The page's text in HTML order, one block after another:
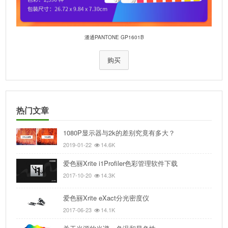
潘通PANTONE GP1601B
购买
热门文章
1080P显示器与2k的差别究竟有多大？
2019-01-22 14.6K
爱色丽Xrite i1Profiler色彩管理软件下载
2017-10-20 14.3K
爱色丽Xrite eXact分光密度仪
2017-06-23 14.1K